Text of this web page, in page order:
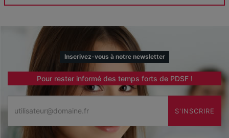
Inscrivez-vous à notre newsletter
Pour rester informé des temps forts de PDSF !
S'INSCRIRE